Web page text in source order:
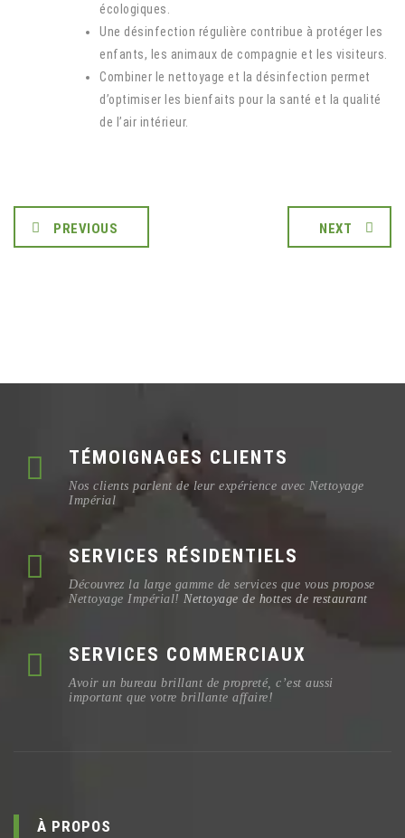
écologiques.
Une désinfection régulière contribue à protéger les
enfants, les animaux de compagnie et les visiteurs.
Combiner le nettoyage et la désinfection permet
d’optimiser les bienfaits pour la santé et la qualité
de l’air intérieur.
PREVIOUS NEXT
TÉMOIGNAGES CLIENTS
Nos clients parlent de leur expérience avec Nettoyage
Impérial
SERVICES RÉSIDENTIELS
Découvrez la large gamme de services que vous propose
Nettoyage Impérial! Nettoyage de hottes de restaurant
SERVICES COMMERCIAUX
Avoir un bureau brillant de propreté, c’est aussi
important que votre brillante affaire!
À PROPOS